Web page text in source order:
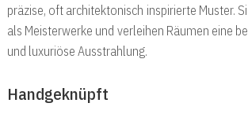
präzise, oft architektonisch inspirierte Muster.
als Meisterwerke und verleihen Räumen eine
und luxuriöse Ausstrahlung.
Handgeknüpft